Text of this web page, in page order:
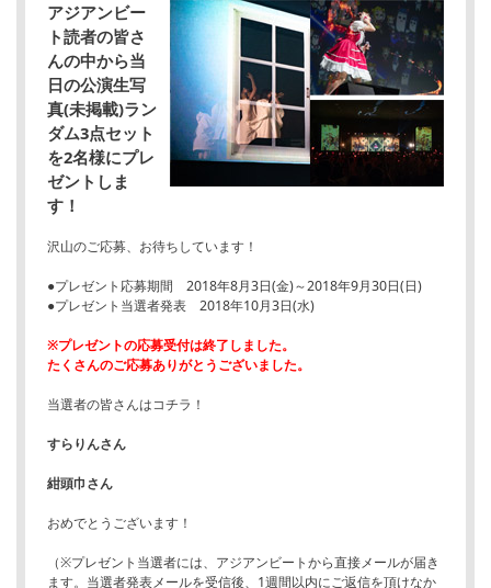
アジアンビー
ト読者の皆さ
んの中から当
日の公演生写
真(未掲載)ラン
ダム3点セット
を2名様にプレ
ゼントしま
す！
沢山のご応募、お待ちしています！
●プレゼント応募期間 2018年8月3日(金)～2018年9月30日(日)
●プレゼント当選者発表 2018年10月3日(水)
※プレゼントの応募受付は終了しました。
たくさんのご応募ありがとうございました。
当選者の皆さんはコチラ！
すらりんさん
紺頭巾さん
おめでとうございます！
（※プレゼント当選者には、アジアンビートから直接メールが届き
ます。当選者発表メールを受信後、1週間以内にご返信を頂けなか